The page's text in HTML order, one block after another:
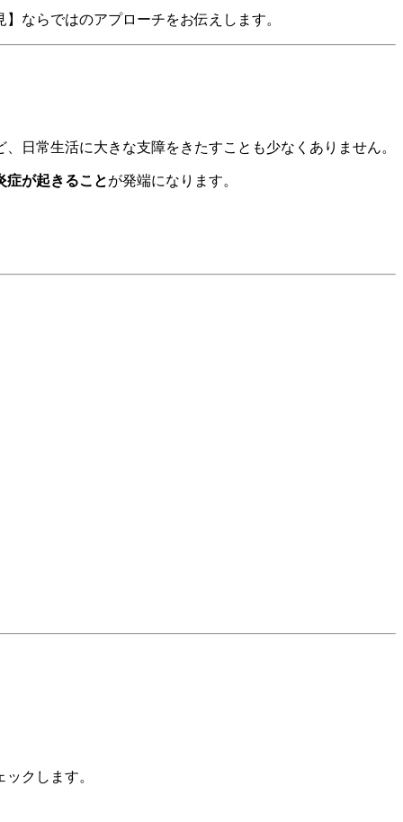
ならではのアプローチをお伝えします。
日常生活に大きな支障をきたすことも少なくありません。
症が起きることが発端になります。
クします。